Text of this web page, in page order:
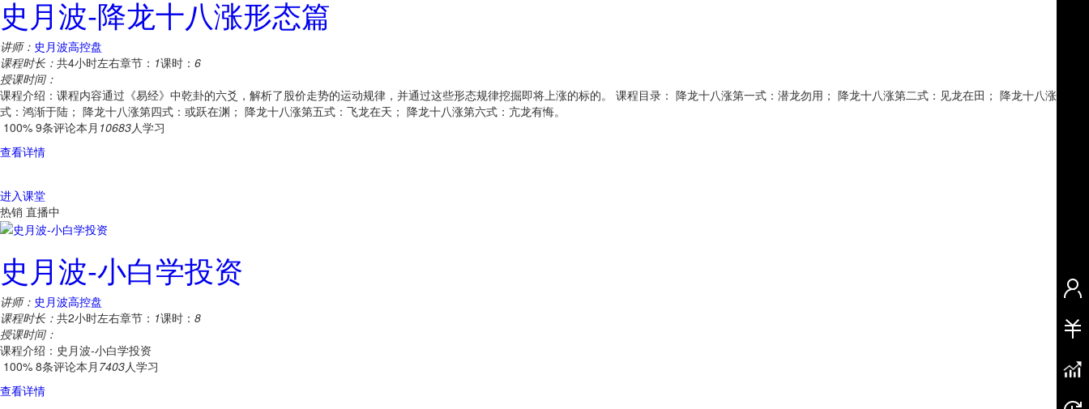
史月波-降龙十八涨形态篇
讲师： 史月波高控盘
课程时长： 共4小时左右章节： 1课时： 6
授课时间：
课程介绍：课程内容通过《易经》中乾卦的六爻，解析了股价走势的运动规律，并通过这些形态规律挖掘即将上涨的标的。 课程目录： 降龙十八涨第一式：潜龙勿用； 降龙十八涨第二式：见龙在田； 降龙十八涨第三
式：鸿渐于陆； 降龙十八涨第四式：或跃在渊； 降龙十八涨第五式：飞龙在天； 降龙十八涨第六式：亢龙有悔。
100% 9条评论本月 10683人学习
查看详情
进入课堂
热销 直播中
史月波-小白学投资
讲师： 史月波高控盘
课程时长： 共2小时左右章节： 1课时： 8
授课时间：
课程介绍：史月波-小白学投资
100% 8条评论本月 7403人学习
查看详情